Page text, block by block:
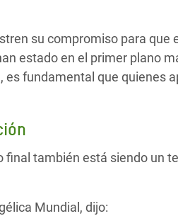
su compromiso para que
estado en el primer plano
fundamental que quienes
también está siendo un
Mundial, dijo: